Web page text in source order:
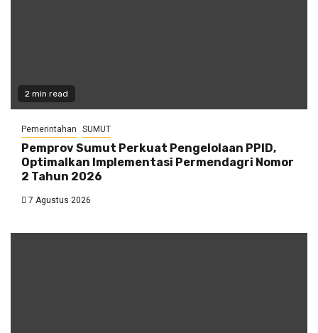
2 min read
Pemerintahan SUMUT
Pemprov Sumut Perkuat Pengelolaan PPID,
Optimalkan Implementasi Permendagri Nomor
2 Tahun 2026
7 Agustus 2026